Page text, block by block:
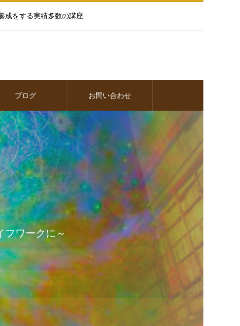
成をする実績多数の講座
ブログ お問い合わせ
フワークに～